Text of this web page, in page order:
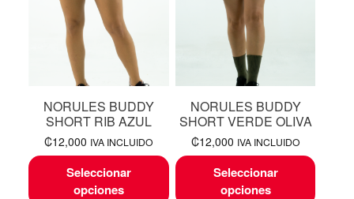
NORULES BUDDY
SHORT RIB AZUL
₡12,000 IVA INCLUIDO
Seleccionar
opciones
NORULES BUDDY
SHORT VERDE OLIVA
₡12,000 IVA INCLUIDO
Seleccionar
opciones